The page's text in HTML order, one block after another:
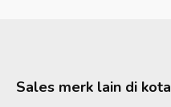
Sales merk lain di kota